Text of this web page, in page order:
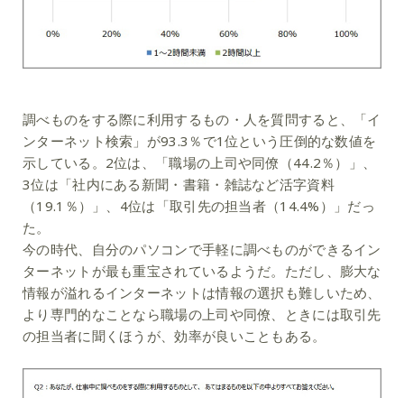
調べものをする際に利用するもの・人を質問すると、「イ
ンターネット検索」が93.3％で1位という圧倒的な数値を
示している。2位は、「職場の上司や同僚（44.2％）」、
3位は「社内にある新聞・書籍・雑誌など活字資料
（19.1％）」、4位は「取引先の担当者（14.4%）」だっ
た。
今の時代、自分のパソコンで手軽に調べものができるイン
ターネットが最も重宝されているようだ。ただし、膨大な
情報が溢れるインターネットは情報の選択も難しいため、
より専門的なことなら職場の上司や同僚、ときには取引先
の担当者に聞くほうが、効率が良いこともある。